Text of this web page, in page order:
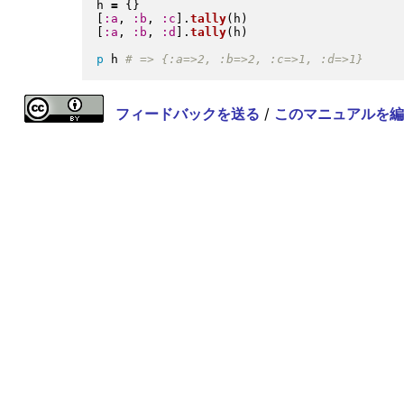
h = { }
:a , :b , :c . tally( h )
:a , :b , :d . tally( h )
p h
フィードバックを送る / このマニュアルを